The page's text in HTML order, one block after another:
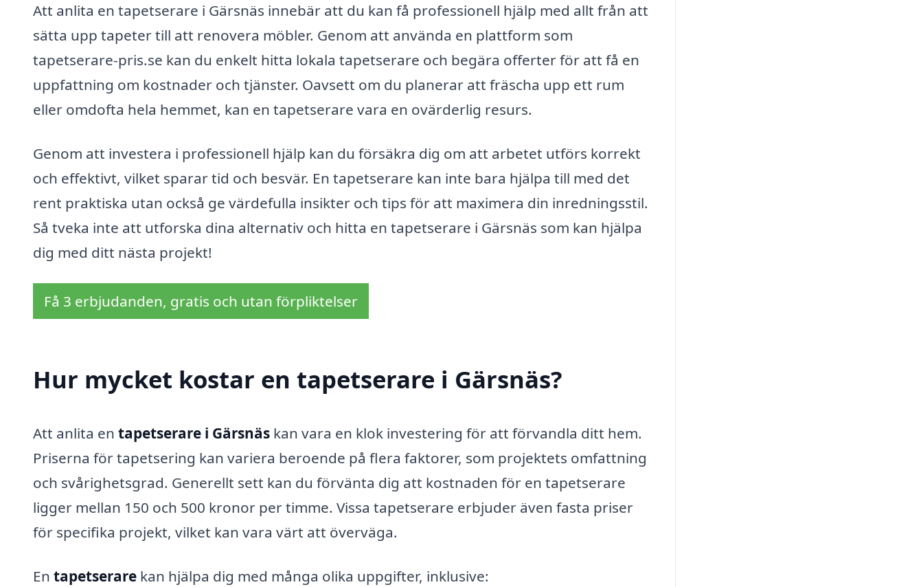
Att anlita en tapetserare i Gärsnäs innebär att du kan få professionell hjälp med allt från att
sätta upp tapeter till att renovera möbler. Genom att använda en plattform som
tapetserare-pris.se kan du enkelt hitta lokala tapetserare och begära offerter för att få en
uppfattning om kostnader och tjänster. Oavsett om du planerar att fräscha upp ett rum
eller omdofta hela hemmet, kan en tapetserare vara en ovärderlig resurs.
Genom att investera i professionell hjälp kan du försäkra dig om att arbetet utförs korrekt
och effektivt, vilket sparar tid och besvär. En tapetserare kan inte bara hjälpa till med det
rent praktiska utan också ge värdefulla insikter och tips för att maximera din inredningsstil.
Så tveka inte att utforska dina alternativ och hitta en tapetserare i Gärsnäs som kan hjälpa
dig med ditt nästa projekt!
Få 3 erbjudanden, gratis och utan förpliktelser
Hur mycket kostar en tapetserare i Gärsnäs?
Att anlita en tapetserare i Gärsnäs kan vara en klok investering för att förvandla ditt hem.
Priserna för tapetsering kan variera beroende på flera faktorer, som projektets omfattning
och svårighetsgrad. Generellt sett kan du förvänta dig att kostnaden för en tapetserare
ligger mellan 150 och 500 kronor per timme. Vissa tapetserare erbjuder även fasta priser
för specifika projekt, vilket kan vara värt att överväga.
En tapetserare kan hjälpa dig med många olika uppgifter, inklusive: